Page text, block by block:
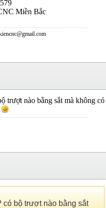
Miền Bắc
trượt nào bằng sắt mà không có
có bộ trượt nào bằng sắt